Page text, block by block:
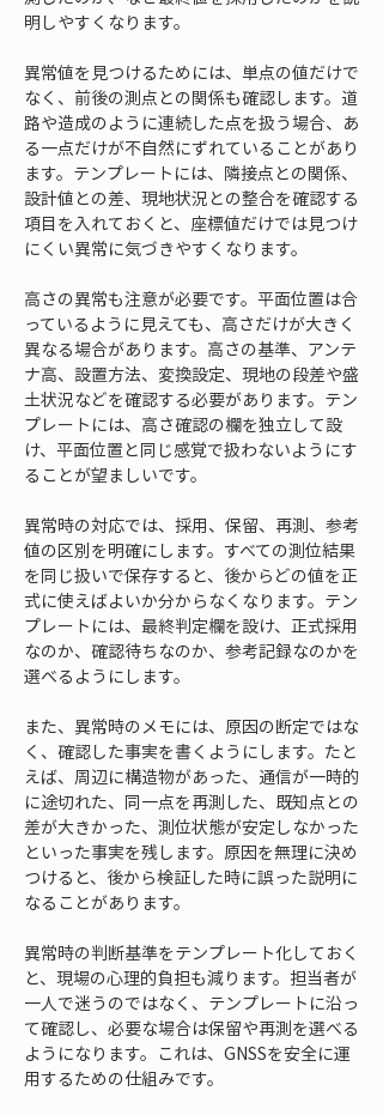
明しやすくなります。
異常値を見つけるためには、単点の値だけで
なく、前後の測点との関係も確認します。道
路や造成のように連続した点を扱う場合、あ
る一点だけが不自然にずれていることがあり
ます。テンプレートには、隣接点との関係、
設計値との差、現地状況との整合を確認する
項目を入れておくと、座標値だけでは見つけ
にくい異常に気づきやすくなります。
高さの異常も注意が必要です。平面位置は合
っているように見えても、高さだけが大きく
異なる場合があります。高さの基準、アンテ
ナ高、設置方法、変換設定、現地の段差や盛
土状況などを確認する必要があります。テン
プレートには、高さ確認の欄を独立して設
け、平面位置と同じ感覚で扱わないようにす
ることが望ましいです。
異常時の対応では、採用、保留、再測、参考
値の区別を明確にします。すべての測位結果
を同じ扱いで保存すると、後からどの値を正
式に使えばよいか分からなくなります。テン
プレートには、最終判定欄を設け、正式採用
なのか、確認待ちなのか、参考記録なのかを
選べるようにします。
また、異常時のメモには、原因の断定ではな
く、確認した事実を書くようにします。たと
えば、周辺に構造物があった、通信が一時的
に途切れた、同一点を再測した、既知点との
差が大きかった、測位状態が安定しなかった
といった事実を残します。原因を無理に決め
つけると、後から検証した時に誤った説明に
なることがあります。
異常時の判断基準をテンプレート化しておく
と、現場の心理的負担も減ります。担当者が
一人で迷うのではなく、テンプレートに沿っ
て確認し、必要な場合は保留や再測を選べる
ようになります。これは、GNSSを安全に運
用するための仕組みです。